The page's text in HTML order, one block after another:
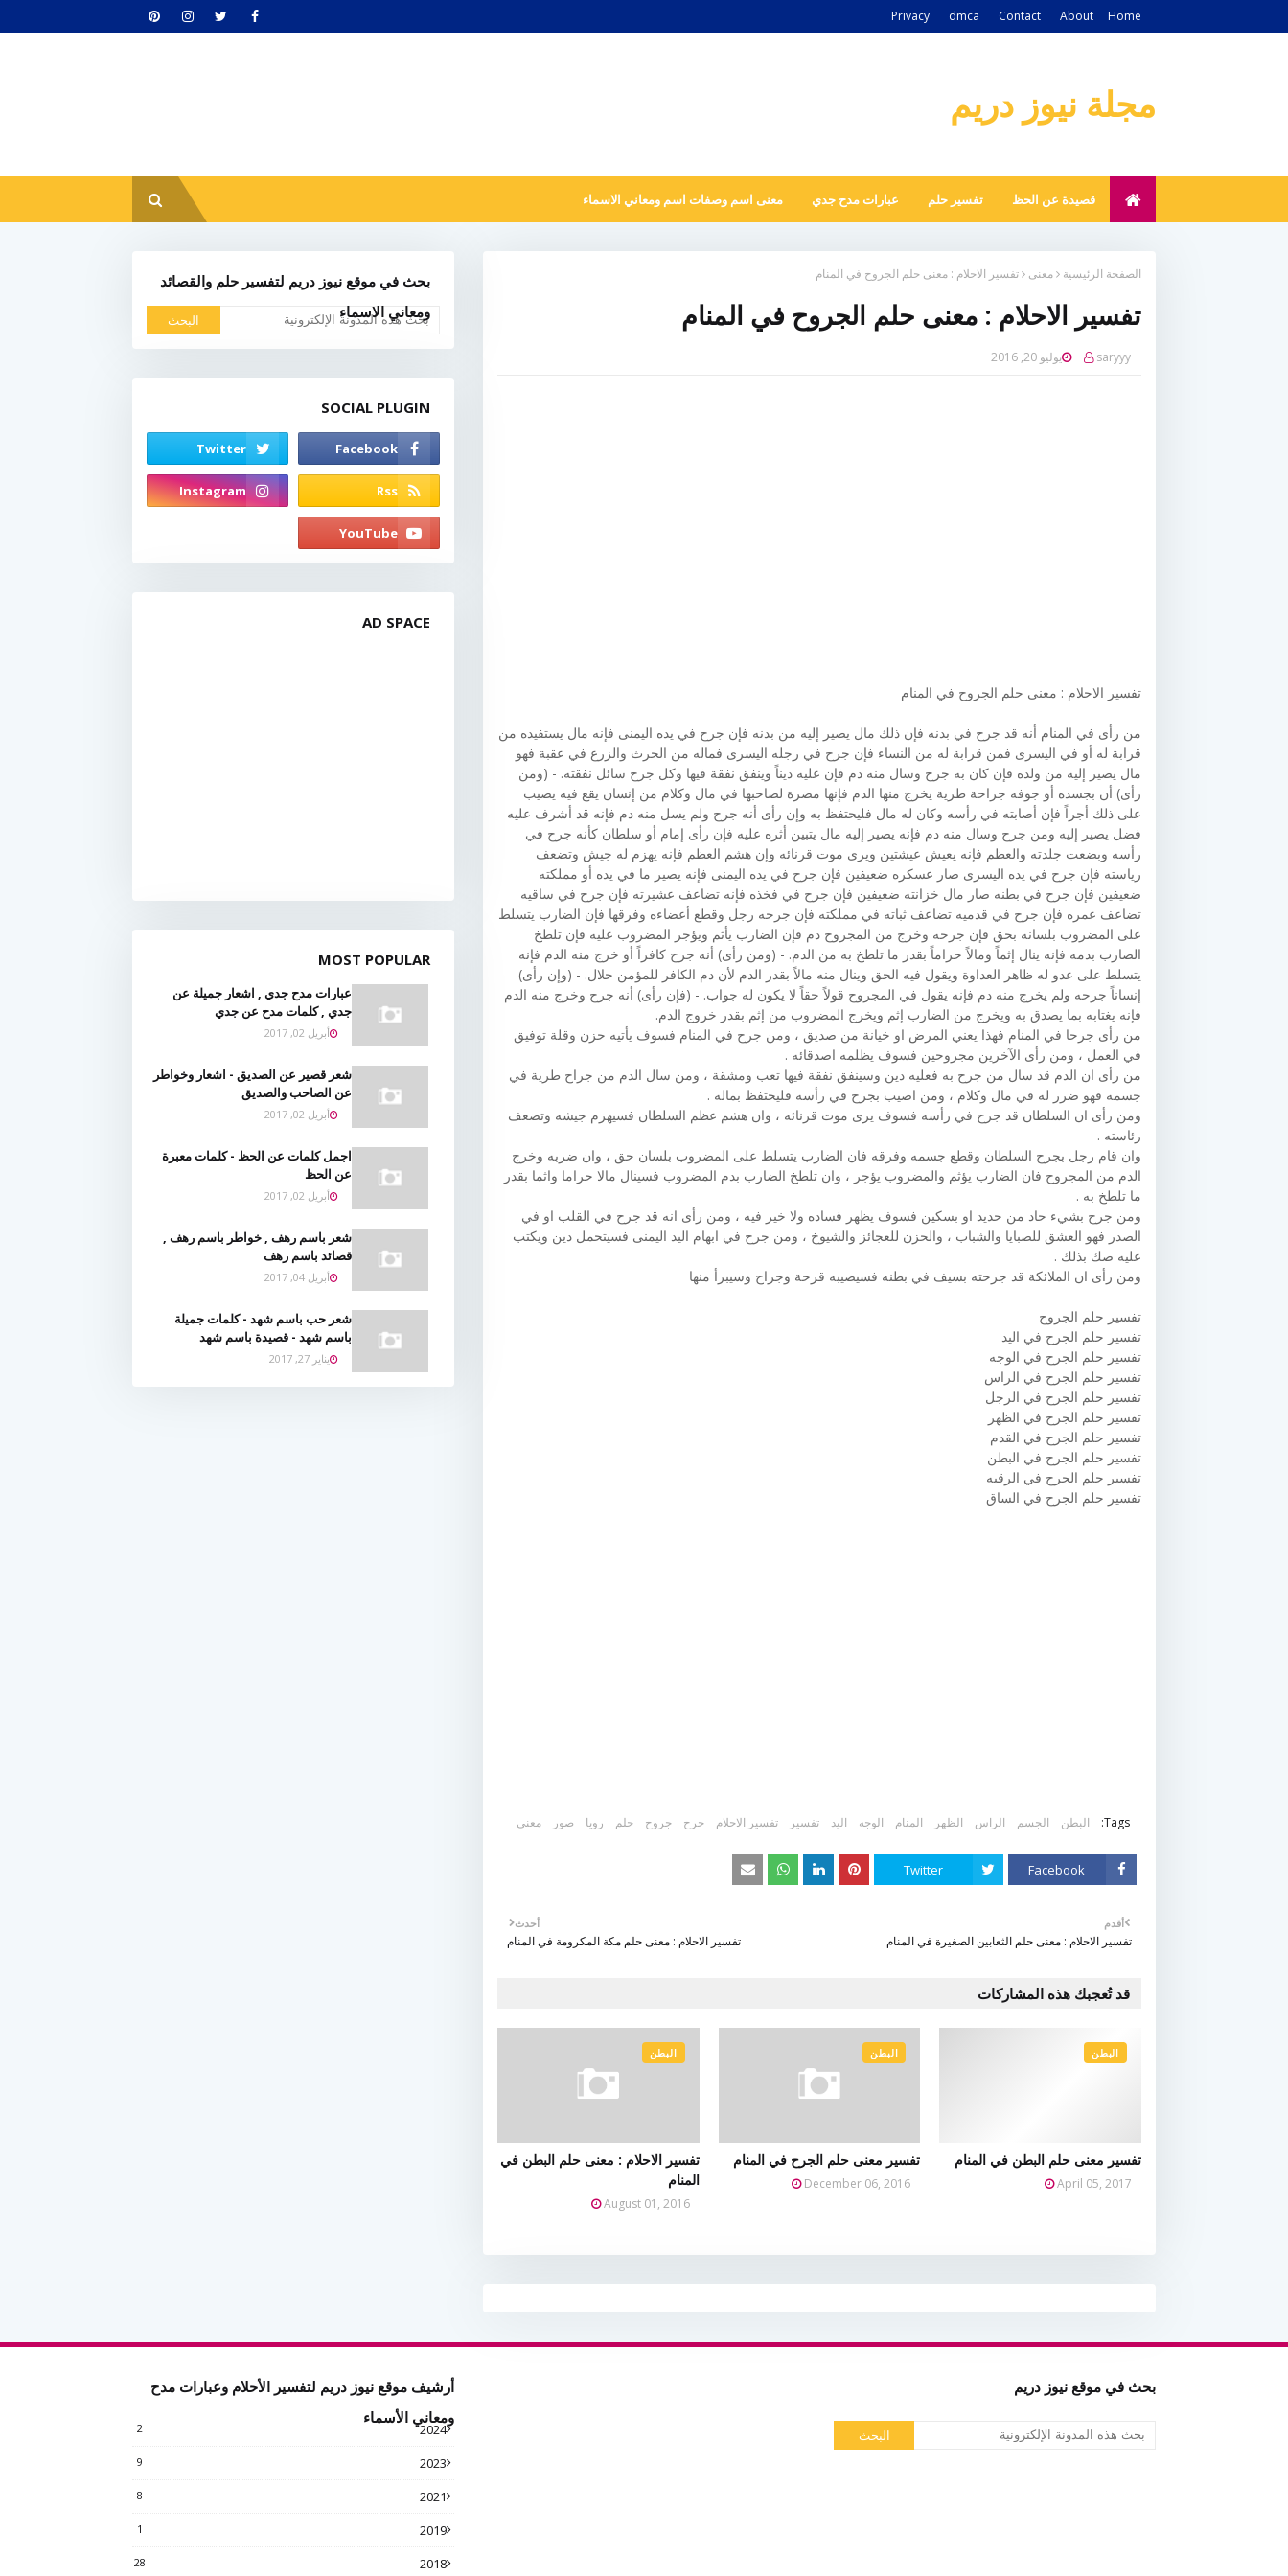
Home
About
Contact
dmca
Privacy
مجلة نيوز دريم
قصيدة عن الحظ تفسير حلم عبارات مدح جدي معنى اسم وصفات اسم ومعاني الاسماء
الصفحة الرئيسية معنى تفسير الاحلام : معنى حلم الجروح في المنام
تفسير الاحلام : معنى حلم الجروح في المنام
saryyy يوليو 20, 2016
تفسير الاحلام : معنى حلم الجروح في المنام
من رأى في المنام أنه قد جرح في بدنه فإن ذلك مال يصير إليه من بدنه فإن جرح في يده اليمنى فإنه مال يستفيده من
قرابة له أو في اليسرى فمن قرابة له من النساء فإن جرح في رجله اليسرى فماله من الحرث والزرع في عقبة فهو
مال يصير إليه من ولده فإن كان به جرح وسال منه دم فإن عليه ديناً وينفق نفقة فيها وكل جرح سائل نفقته. - (ومن
رأى) أن بجسده أو جوفه جراحة طرية يخرج منها الدم فإنها مضرة لصاحبها في مال وكلام من إنسان يقع فيه يصيب
على ذلك أجراً فإن أصابته في رأسه وكان له مال فليحتفظ به وإن رأى أنه جرح ولم يسل منه دم فإنه قد أشرف عليه
فضل يصير إليه ومن جرح وسال منه دم فإنه يصير إليه مال يتبين أثره عليه فإن رأى إمام أو سلطان كأنه جرح في
رأسه وبضعت جلدته والعظم فإنه يعيش عيشتين ويرى موت قرنائه وإن هشم العظم فإنه يهزم له جيش وتضعف
رياسته فإن جرح في يده اليسرى صار عسكره ضعيفين فإن جرح في يده اليمنى فإنه يصير ما في يده أو مملكته
ضعيفين فإن جرح في بطنه صار مال خزانته ضعيفين فإن جرح في فخذه فإنه تضاعف عشيرته فإن جرح في ساقيه
تضاعف عمره فإن جرح في قدميه تضاعف ثباته في مملكته فإن جرحه رجل وقطع أعضاءه وفرقها فإن الضارب يتسلط
على المضروب بلسانه بحق فإن جرحه وخرج من المجروح دم فإن الضارب يأثم ويؤجر المضروب عليه فإن تلطخ
الضارب بدمه فإنه ينال إثماً ومالاً حراماً بقدر ما تلطخ به من الدم. - (ومن رأى) أنه جرح كافراً أو خرج منه الدم فإنه
يتسلط على عدو له ظاهر العداوة ويقول فيه الحق وينال منه مالاً بقدر الدم لأن دم الكافر للمؤمن حلال. - (وإن رأى)
إنساناً جرحه ولم يخرج منه دم فإنه يقول في المجروح قولاً حقاً لا يكون له جواب. - (فإن رأى) أنه جرح وخرج منه الدم
فإنه يغتابه بما يصدق به ويخرج من الضارب إثم ويخرج المضروب من إثم بقدر خروج الدم.
من رأى جرحا في المنام فهذا يعني المرض او خيانة من صديق ، ومن جرح في المنام فسوف يأتيه حزن وقلة توفيق
في العمل ، ومن رأى الآخرين مجروحين فسوف يظلمه اصدقائه .
من رأى ان الدم قد سال من جرح به فعليه دين وسينفق نفقة فيها تعب ومشقة ، ومن سال الدم من جراح طرية في
جسمه فهو ضرر له في مال وكلام ، ومن اصيب بجرح في رأسه فليحتفظ بماله .
ومن رأى ان السلطان قد جرح في رأسه فسوف يرى موت قرنائه ، وان هشم عظم السلطان فسيهزم جيشه وتضعف
رئاسته .
وان قام رجل بجرح السلطان وقطع جسمه وفرقه فان الضارب يتسلط على المضروب بلسان حق ، وان ضربه وخرج
الدم من المجروح فان الضارب يؤثم والمضروب يؤجر ، وان تلطخ الضارب بدم المضروب فسينال مالا حراما واثما بقدر
ما تلطخ به .
ومن جرح بشيء حاد من حديد او بسكين فسوف يظهر فساده ولا خير فيه ، ومن رأى انه قد جرح في القلب او في
الصدر فهو العشق للصبايا والشباب ، والحزن للعجائز والشيوخ ، ومن جرح في ابهام اليد اليمنى فسيتحمل دين ويكتب
عليه صك بذلك .
ومن رأى ان الملائكة قد جرحته بسيف في بطنه فسيصيبه قرحة وجراح وسيبرأ منها
تفسير حلم الجروح
تفسير حلم الجرح في اليد
تفسير حلم الجرح في الوجه
تفسير حلم الجرح في الراس
تفسير حلم الجرح في الرجل
تفسير حلم الجرح في الظهر
تفسير حلم الجرح في القدم
تفسير حلم الجرح في البطن
تفسير حلم الجرح في الرقبه
تفسير حلم الجرح في الساق
Tags: البطن الجسم الراس الظهر المنام الوجه اليد تفسير تفسير الاحلام جرح جروح حلم رويا صور معنى
Facebook
Twitter
أحدث
تفسير الاحلام : معنى حلم مكة المكرومة في المنام
أقدم
تفسير الاحلام : معنى حلم الثعابين الصغيرة في المنام
قد تُعجبك هذه المشاركات
البطن
تفسير معنى حلم البطن في المنام
April 05, 2017
البطن
تفسير معنى حلم الجرح في المنام
December 06, 2016
البطن
تفسير الاحلام : معنى حلم البطن في
المنام
August 01, 2016
بحث في موقع نيوز دريم لتفسير حلم والقصائد
ومعاني الاسماء
SOCIAL PLUGIN
AD SPACE
MOST POPULAR
عبارات مدح جدي , اشعار جميلة عن
جدي , كلمات مدح عن جدي
أبريل 02, 2017
شعر قصير عن الصديق - اشعار وخواطر
عن الصاحب والصديق
أبريل 02, 2017
اجمل كلمات عن الحظ - كلمات معبرة
عن الحظ
أبريل 02, 2017
شعر باسم رهف , خواطر باسم رهف ,
قصائد باسم رهف
أبريل 04, 2017
شعر حب باسم شهد - كلمات جميلة
باسم شهد - قصيدة باسم شهد
يناير 27, 2017
بحث في موقع نيوز دريم
أرشيف موقع نيوز دريم لتفسير الأحلام وعبارات مدح
ومعاني الأسماء
2024
2
2023
9
2021
8
2019
1
2018
28